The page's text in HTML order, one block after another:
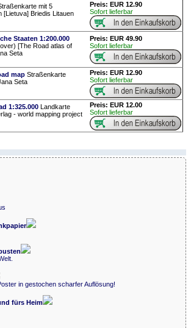
mit 5
[Lietuva] Briedis Litauen
Preis: EUR 12.90
Sofort lieferbar
Staaten 1:200.000
[The Road atlas of
Seta
Preis: EUR 49.90
Sofort lieferbar
map Straßenkarte
Seta
Preis: EUR 12.90
Sofort lieferbar
1:325.000 Landkarte
- world mapping project
Preis: EUR 12.00
Sofort lieferbar
in gestochen scharfer Auflösung!
fürs Heim